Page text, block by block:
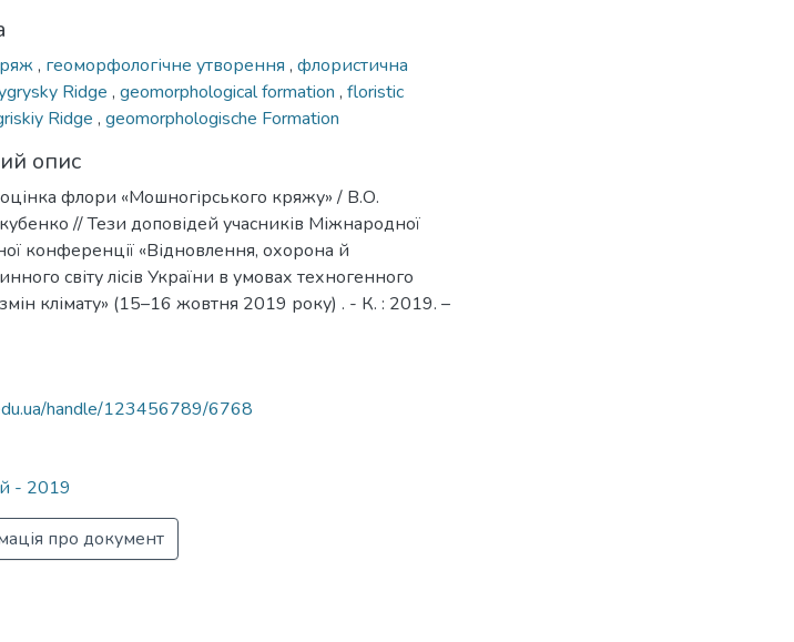
, геоморфологічне утворення , флористична
Ridge , geomorphological formation , floristic
Ridge , geomorphologische Formation
опис
флори «Мошногірського кряжу» / В.О.
// Тези доповідей учасників Міжнародної
конференції «Відновлення, охорона й
світу лісів України в умовах техногенного
клімату» (15–16 жовтня 2019 року) . - К. : 2019. –
handle/123456789/6768
- 2019
про документ